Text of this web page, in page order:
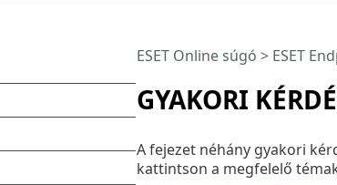
GYAKORI
ESET Online súgó > ESET
A fejezet néhány gyakori
kattintson a megfelelő